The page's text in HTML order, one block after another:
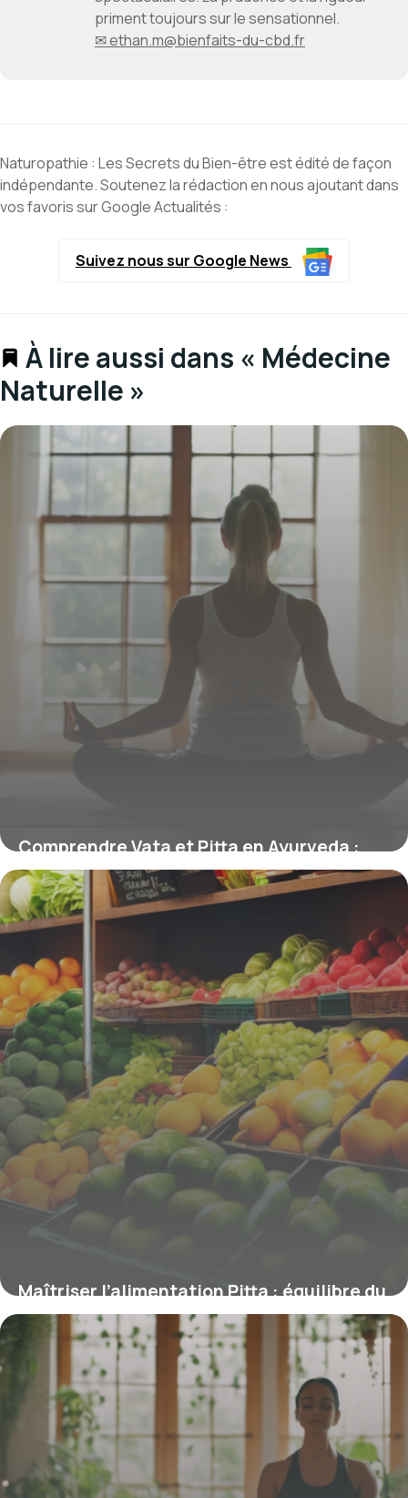
priment toujours sur le sensationnel.
✉ ethan.m@bienfaits-du-cbd.fr
Naturopathie : Les Secrets du Bien-être est édité de façon
indépendante. Soutenez la rédaction en nous ajoutant dans
vos favoris sur Google Actualités :
Suivez nous sur Google News
À lire aussi dans « Médecine
Naturelle »
Comprendre Vata et Pitta en Ayurveda :
équilibrer ces doshas essentiels
9 mars 2026
Maîtriser l’alimentation Pitta : équilibre du
dosha feu selon l’Ayurvéda
5 mars 2026